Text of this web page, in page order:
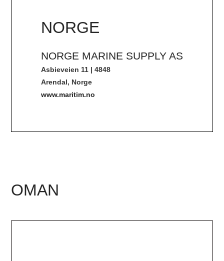
NORGE
NORGE MARINE SUPPLY AS
Asbieveien 11 | 4848
Arendal, Norge
www.maritim.no
OMAN